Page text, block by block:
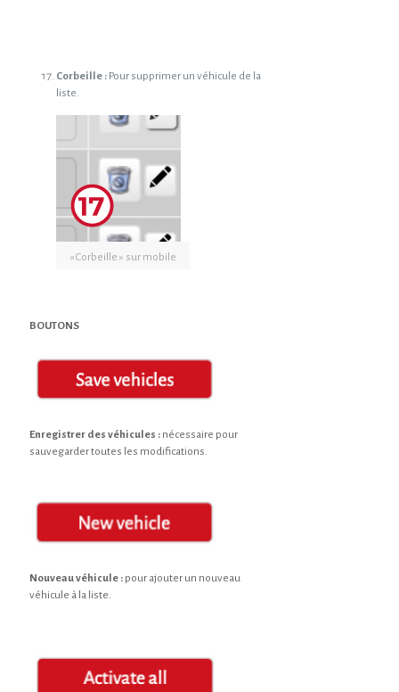
Corbeille : Pour supprimer un véhicule de la
liste.
« Corbeille » sur mobile
BOUTONS
Enregistrer des véhicules : nécessaire pour
sauvegarder toutes les modifications.
Nouveau véhicule : pour ajouter un nouveau
véhicule à la liste.